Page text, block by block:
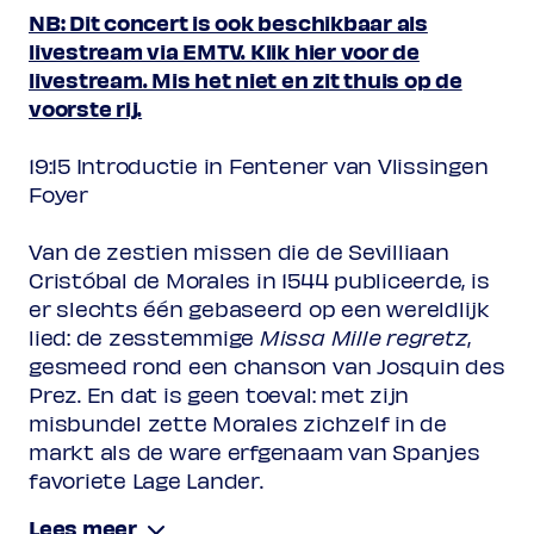
NB: Dit concert is ook beschikbaar als
livestream via EMTV. Klik hier voor de
livestream. Mis het niet en zit thuis op de
voorste rij.
19:15 Introductie in Fentener van Vlissingen
Foyer
Van de zestien missen die de Sevilliaan
Cristóbal de Morales in 1544 publiceerde, is
er slechts één gebaseerd op een wereldlijk
lied: de zesstemmige Missa Mille regretz,
gesmeed rond een chanson van Josquin des
Prez. En dat is geen toeval: met zijn
misbundel zette Morales zichzelf in de
markt als de ware erfgenaam van Spanjes
favoriete Lage Lander.
Met stemmen en instrumenten kadert
(excl. transactiekosten)